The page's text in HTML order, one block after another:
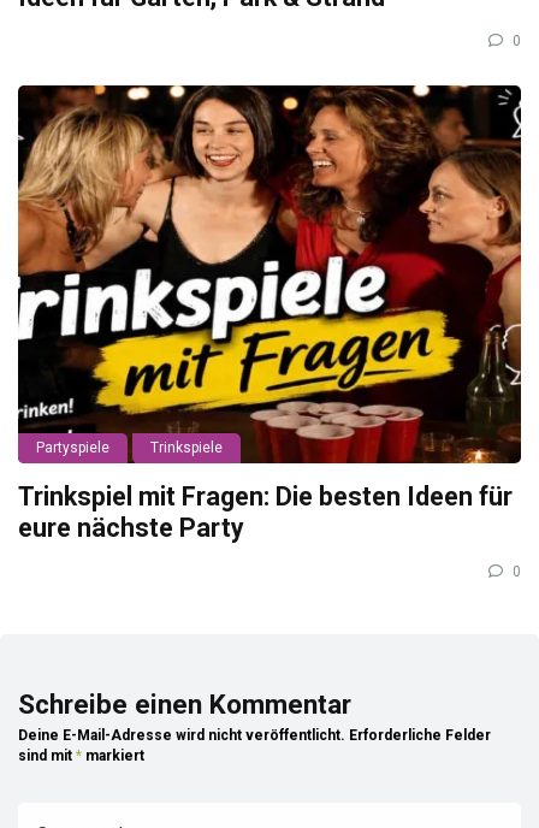
0
Partyspiele Trinkspiele
Trinkspiel mit Fragen: Die besten Ideen für
eure nächste Party
0
Schreibe einen Kommentar
Deine E-Mail-Adresse wird nicht veröffentlicht. Erforderliche Felder
sind mit * markiert